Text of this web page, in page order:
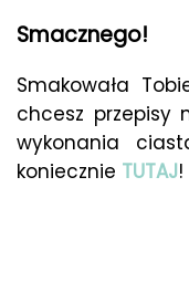
Smacznego!
Smakowała
chcesz przepisy
wykonania
koniecznie TUTAJ!